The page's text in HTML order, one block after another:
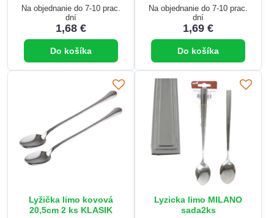
Na objednanie do 7-10 prac.
dní
1,68 €
Do košíka
Na objednanie do 7-10 prac.
dní
1,69 €
Do košíka
Lyžička limo kovová
20,5cm 2 ks KLASIK
Lyzicka limo MILANO
sada2ks